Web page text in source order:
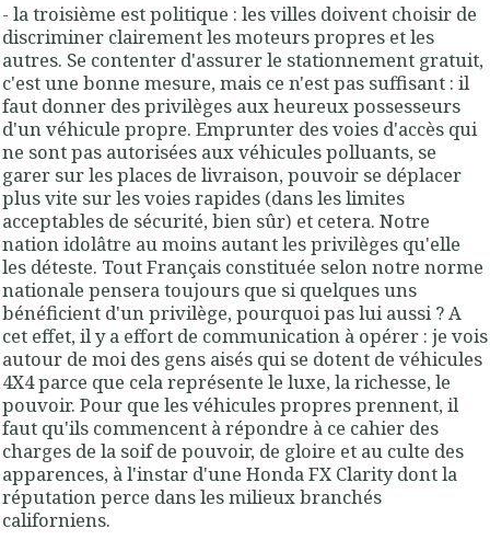
- la troisième est politique : les villes doivent choisir de
discriminer clairement les moteurs propres et les
autres. Se contenter d'assurer le stationnement gratuit,
c'est une bonne mesure, mais ce n'est pas suffisant : il
faut donner des privilèges aux heureux possesseurs
d'un véhicule propre. Emprunter des voies d'accès qui
ne sont pas autorisées aux véhicules polluants, se
garer sur les places de livraison, pouvoir se déplacer
plus vite sur les voies rapides (dans les limites
acceptables de sécurité, bien sûr) et cetera. Notre
nation idolâtre au moins autant les privilèges qu'elle
les déteste. Tout Français constituée selon notre norme
nationale pensera toujours que si quelques uns
bénéficient d'un privilège, pourquoi pas lui aussi ? A
cet effet, il y a effort de communication à opérer : je vois
autour de moi des gens aisés qui se dotent de véhicules
4X4 parce que cela représente le luxe, la richesse, le
pouvoir. Pour que les véhicules propres prennent, il
faut qu'ils commencent à répondre à ce cahier des
charges de la soif de pouvoir, de gloire et au culte des
apparences, à l'instar d'une Honda FX Clarity dont la
réputation perce dans les milieux branchés
californiens.